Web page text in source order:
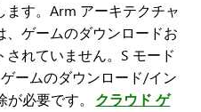
す。Arm アーキテクチャ
、ゲームのダウンロードお
れていません。S モード
ームのダウンロード/イン
必要です。
クラウド ゲ